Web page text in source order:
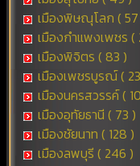
เมืองพิษณุโลก (
เมืองกำแพงเพชร (
เมืองพิจิตร ( 83 )
เมืองเพชรบูรณ์ (
เมืองนครสวรรค์ (
เมืองอุทัยธานี ( 73 )
เมืองชัยนาท ( 128 )
เมืองลพบุรี ( 246 )